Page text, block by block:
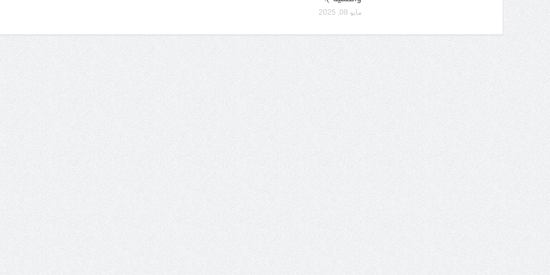
مايو 08, 2025
المؤشرات الجغرافية
عمل ينظمها
الشيخ صالح بن حسين آل سلامة
يحصل على الدكتوراة في الإدارة من
أكاديمية(جيت) البريطانية